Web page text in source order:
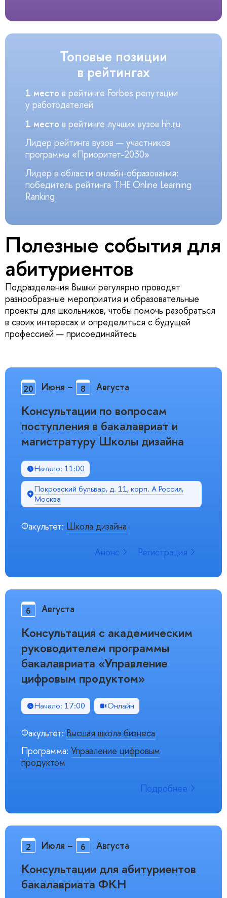
Топовые позиции
в рейтингах
1 место в рейтинге Forbes репутации
у работодателей
1 место в рейтинге лучших вузов hh.ru
Лидер рейтинга вузов — участников
программы «Приоритет-2030»
Лидер в области онлайн-образования:
победитель рейтинга THE Online Learning
Ranking
Полезные события для
абитуриентов
Подразделения Вышки регулярно проводят
разнообразные мероприятия и образовательные
проекты для школьников, чтобы помочь разобраться
в своих интересах и определиться с будущей
профессией — присоединяйтесь
Консультации по вопросам
поступления в бакалавриат и
магистратуру Школы дизайна
20 Июня – 8 Августа
Начало: 11:00
Покровский бульвар, д. 11, корп. A Россия,
Москва
Факультет: Школа дизайна
Анонс Регистрация
Консультация с академическим
руководителем программы
бакалавриата «Управление
цифровым продуктом»
6 Августа
Начало: 17:00 Онлайн
Факультет: Высшая школа бизнеса
Программа: Управление цифровым
продуктом
Подробнее
Консультации для абитуриентов
бакалавриата ФКН
2 Июля – 6 Августа